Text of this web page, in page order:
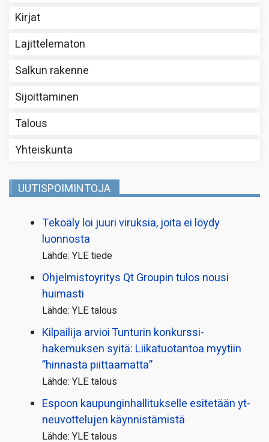
Kirjat
Lajittelematon
Salkun rakenne
Sijoittaminen
Talous
Yhteiskunta
UUTISPOIMINTOJA
Tekoäly loi juuri viruksia, joita ei löydy
luonnosta
Lähde: YLE tiede
Ohjelmistoyritys Qt Groupin tulos nousi
huimasti
Lähde: YLE talous
Kilpailija arvioi Tunturin konkurssi­
hakemuksen syitä: Liikatuotantoa myytiin
”hinnasta piittaamatta”
Lähde: YLE talous
Espoon kaupungin­hallitukselle esitetään yt-
neuvottelujen käynnistämistä
Lähde: YLE talous